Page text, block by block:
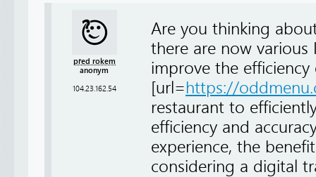
před rokem
anonym
104.23.162.54
Are you thinking
there are now various
improve the
[url=https://
restaurant to
efficiency and
experience, the
considering a digital